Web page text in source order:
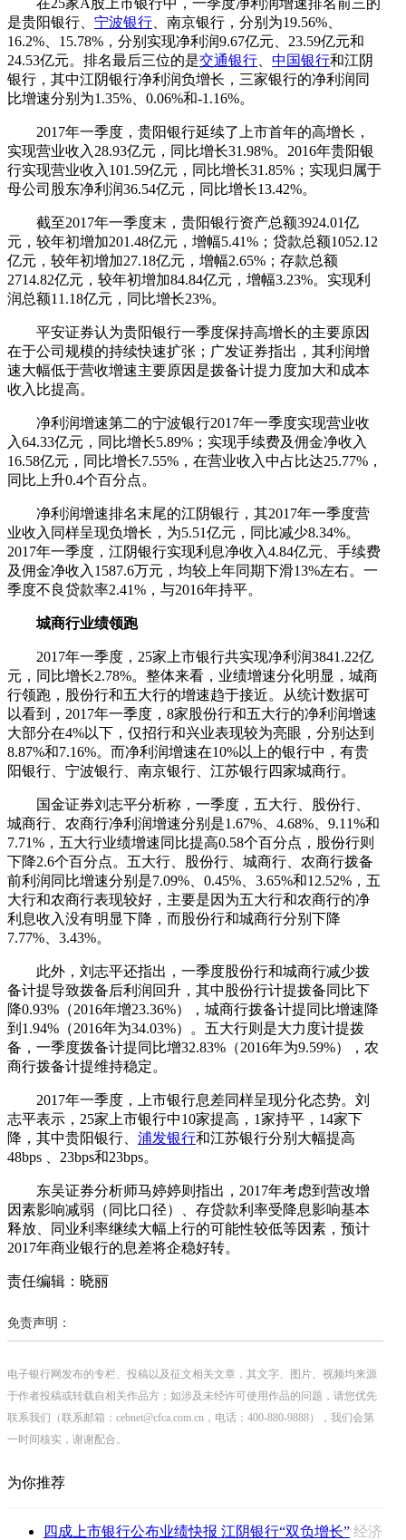
是贵阳银行、 宁波银行 、南京银行，分别为19.56%、
16.2%、15.78%，分别实现净利润9.67亿元、23.59亿元和
24.53亿元。排名最后三位的是交通银行 中国银行和江阴
银行，其中江阴银行净利润负增长，三家银行的净利润同
比增速分别为1.35%、0.06%和-1.16%。
2017年一季度，贵阳银行延续了上市首年的高增长，
实现营业收入28.93亿元，同比增长31.98%。2016年贵阳银
行实现营业收入101.59亿元，同比增长31.85%；实现归属于
母公司股东净利润36.54亿元，同比增长13.42%。
截至2017年一季度末，贵阳银行资产总额3924.01亿
元，较年初增加201.48亿元，增幅5.41%；贷款总额1052.12
亿元，较年初增加27.18亿元，增幅2.65%；存款总额
2714.82亿元，较年初增加84.84亿元，增幅3.23%。实现利
润总额11.18亿元，同比增长23%。
平安证券认为贵阳银行一季度保持高增长的主要原因
在于公司规模的持续快速扩张；广发证券指出，其利润增
速大幅低于营收增速主要原因是拨备计提力度加大和成本
收入比提高。
净利润增速第二的宁波银行2017年一季度实现营业收
入64.33亿元，同比增长5.89%；实现手续费及佣金净收入
16.58亿元，同比增长7.55%，在营业收入中占比达25.77%，
同比上升0.4个百分点。
净利润增速排名末尾的江阴银行，其2017年一季度营
业收入同样呈现负增长，为5.51亿元，同比减少8.34%。
2017年一季度，江阴银行实现利息净收入4.84亿元、手续费
及佣金净收入1587.6万元，均较上年同期下滑13%左右。一
季度不良贷款率2.41%，与2016年持平。
城商行业绩领跑
2017年一季度，25家上市银行共实现净利润3841.22亿
元，同比增长2.78%。整体来看，业绩增速分化明显，城商
行领跑，股份行和五大行的增速趋于接近。从统计数据可
以看到，2017年一季度，8家股份行和五大行的净利润增速
大部分在4%以下，仅招行和兴业表现较为亮眼，分别达到
8.87%和7.16%。而净利润增速在10%以上的银行中，有贵
阳银行、宁波银行、南京银行、江苏银行四家城商行。
国金证券刘志平分析称，一季度，五大行、股份行、
城商行、农商行净利润增速分别是1.67%、4.68%、9.11%和
7.71%，五大行业绩增速同比提高0.58个百分点，股份行则
下降2.6个百分点。五大行、股份行、城商行、农商行拨备
前利润同比增速分别是7.09%、0.45%、3.65%和12.52%，五
大行和农商行表现较好，主要是因为五大行和农商行的净
利息收入没有明显下降，而股份行和城商行分别下降
7.77%、3.43%。
此外，刘志平还指出，一季度股份行和城商行减少拨
备计提导致拨备后利润回升，其中股份行计提拨备同比下
降0.93%（2016年增23.36%），城商行拨备计提同比增速降
到1.94%（2016年为34.03%）。五大行则是大力度计提拨
备，一季度拨备计提同比增32.83%（2016年为9.59%），农
商行拨备计提维持稳定。
2017年一季度，上市银行息差同样呈现分化态势。刘
志平表示，25家上市银行中10家提高，1家持平，14家下
降，其中贵阳银行、 浦发银行和江苏银行分别大幅提高
48bps 、23bps和23bps。
东吴证券分析师马婷婷则指出，2017年考虑到营改增
因素影响减弱（同比口径）、存贷款利率受降息影响基本
释放、同业利率继续大幅上行的可能性较低等因素，预计
2017年商业银行的息差将企稳好转。
责任编辑：晓丽
免责声明：
电子银行网发布的专栏、投稿以及征文相关文章，其文字、图片、视频均来源
于作者投稿或转载自相关作品方；如涉及未经许可使用作品的问题，请您优先
联系我们（联系邮箱：cebnet@cfca.com.cn，电话：400-880-9888），我们会第
一时间核实，谢谢配合。
为你推荐
四成上市银行公布业绩快报 江阴银行“双负增长” 经济